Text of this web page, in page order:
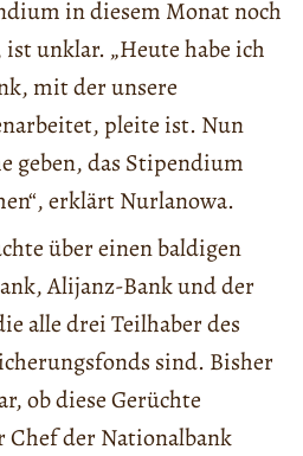
in diesem Monat noch
unklar. „Heute habe ich
mit der unsere
pleite ist. Nun
geben, das Stipendium
erklärt Nurlanowa.
über einen baldigen
Alijanz-Bank und der
alle drei Teilhaber des
sind. Bisher
ob diese Gerüchte
der Nationalbank